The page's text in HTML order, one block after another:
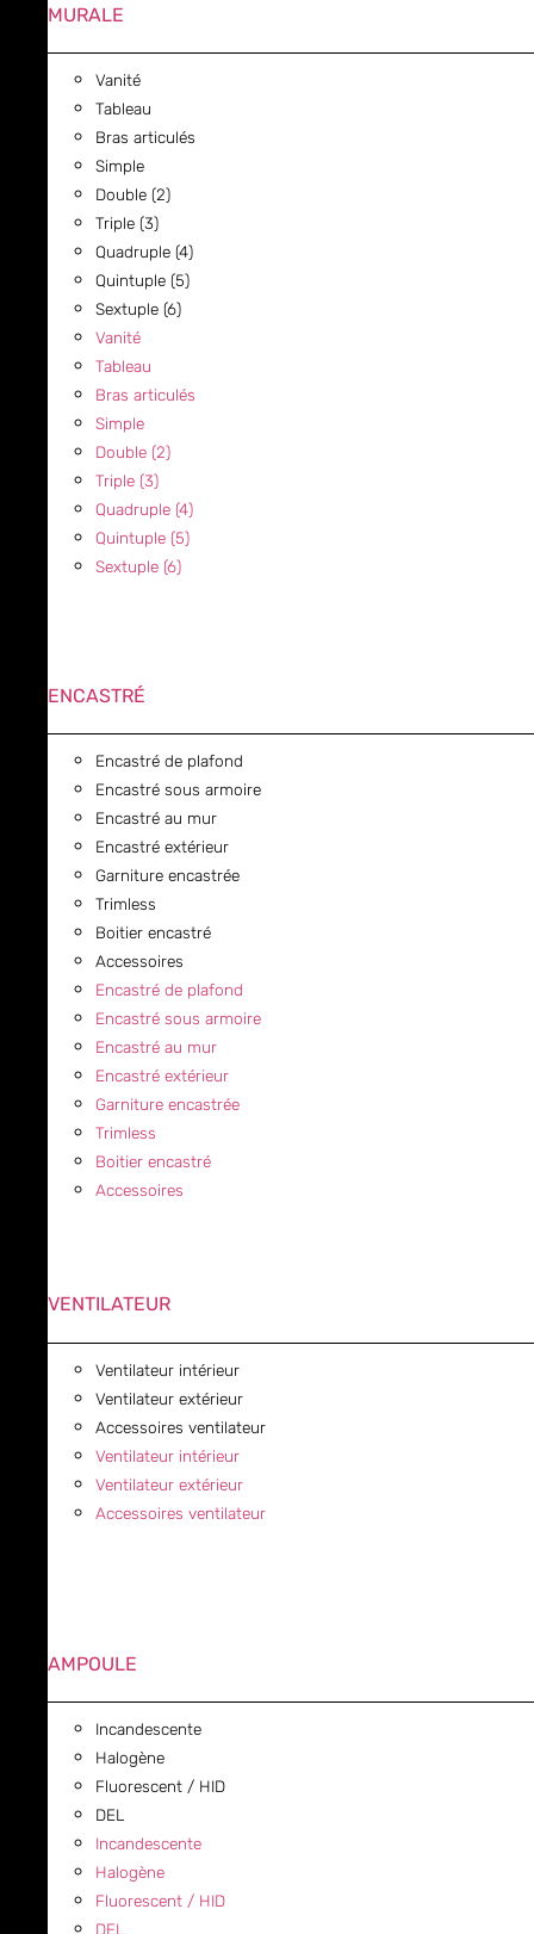
MURALE
Vanité
Tableau
Bras articulés
Simple
Double (2)
Triple (3)
Quadruple (4)
Quintuple (5)
Sextuple (6)
Vanité
Tableau
Bras articulés
Simple
Double (2)
Triple (3)
Quadruple (4)
Quintuple (5)
Sextuple (6)
ENCASTRÉ
Encastré de plafond
Encastré sous armoire
Encastré au mur
Encastré extérieur
Garniture encastrée
Trimless
Boitier encastré
Accessoires
Encastré de plafond
Encastré sous armoire
Encastré au mur
Encastré extérieur
Garniture encastrée
Trimless
Boitier encastré
Accessoires
VENTILATEUR
Ventilateur intérieur
Ventilateur extérieur
Accessoires ventilateur
Ventilateur intérieur
Ventilateur extérieur
Accessoires ventilateur
AMPOULE
Incandescente
Halogène
Fluorescent / HID
DEL
Incandescente
Halogène
Fluorescent / HID
DEL